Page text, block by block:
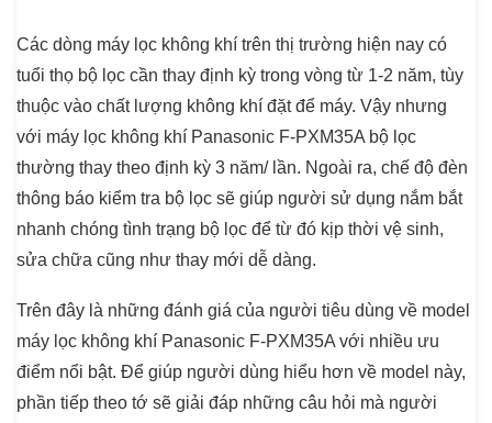
Các dòng máy lọc không khí trên thị trường hiện nay có
tuổi thọ bộ lọc cần thay định kỳ trong vòng từ 1-2 năm, tùy
thuộc vào chất lượng không khí đặt để máy. Vậy nhưng
với máy lọc không khí Panasonic F-PXM35A bộ lọc
thường thay theo định kỳ 3 năm/ lần. Ngoài ra, chế độ đèn
thông báo kiểm tra bộ lọc sẽ giúp người sử dụng nắm bắt
nhanh chóng tình trạng bộ lọc để từ đó kịp thời vệ sinh,
sửa chữa cũng như thay mới dễ dàng.
Trên đây là những đánh giá của người tiêu dùng về model
máy lọc không khí Panasonic F-PXM35A với nhiều ưu
điểm nổi bật. Để giúp người dùng hiểu hơn về model này,
phần tiếp theo tớ sẽ giải đáp những câu hỏi mà người